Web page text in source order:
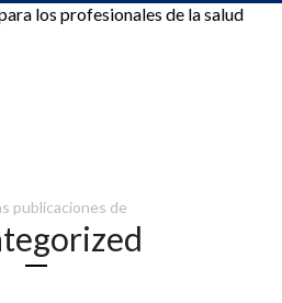
los profesionales de la salud
publicaciones de